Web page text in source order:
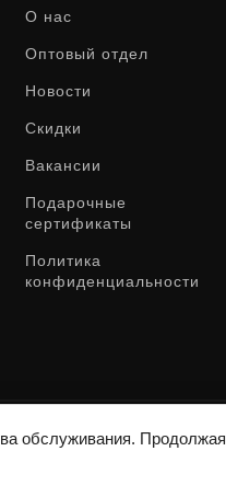
О нас
Оптовый отдел
Новости
Скидки
Вакансии
Подарочные
сертификаты
Политика
конфиденциальности
72-05
обслуживания. Продолжая